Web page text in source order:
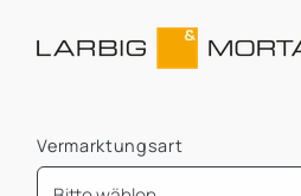
Vermarktungsart